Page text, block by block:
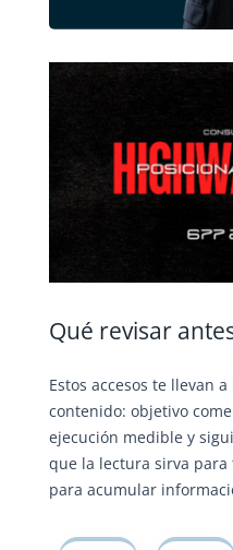
Qué revisar
Estos accesos te llevan
contenido: objetivo
ejecución medible y
que la lectura sirva
para acumular